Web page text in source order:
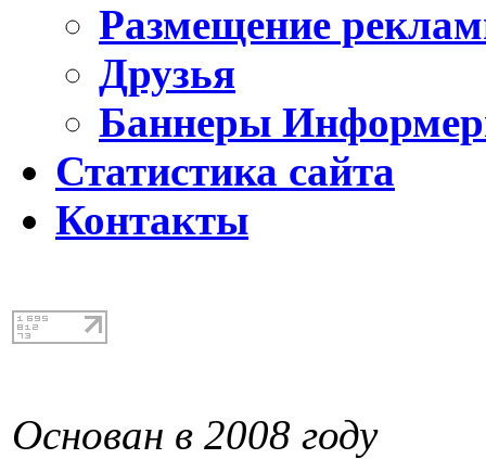
Размещение
Друзья
Баннеры
Статистика сайта
Контакты
Основан в 2008 году